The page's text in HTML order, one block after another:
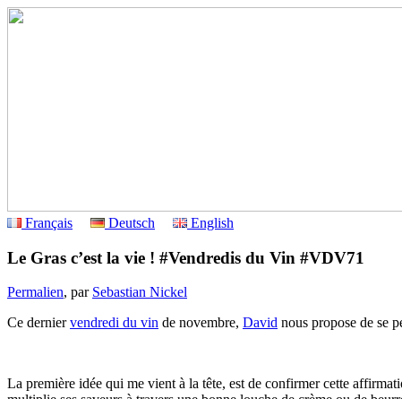
Français
Deutsch English
Le Gras c’est la vie ! #Vendredis du Vin #VDV71
Permalien, par Sebastian Nickel
Ce derniervendredi du vin de novembre, David nous propose de se
La première idée qui me vient à la tête, est de confirmer cette